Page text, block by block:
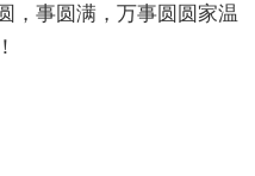
，事圆满，万事圆圆家温